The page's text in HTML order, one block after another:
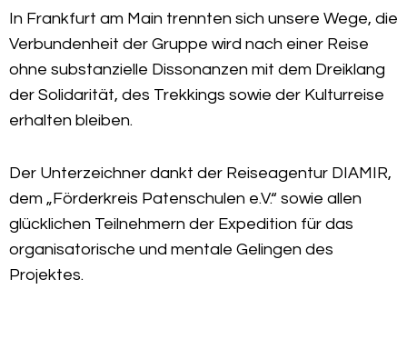
In Frankfurt am Main trennten sich unsere Wege, die
Verbundenheit der Gruppe wird nach einer Reise
ohne substanzielle Dissonanzen mit dem Dreiklang
der Solidarität, des Trekkings sowie der Kulturreise
erhalten bleiben.
Der Unterzeichner dankt der Reiseagentur DIAMIR,
dem „Förderkreis Patenschulen e.V.“ sowie allen
glücklichen Teilnehmern der Expedition für das
organisatorische und mentale Gelingen des
Projektes.